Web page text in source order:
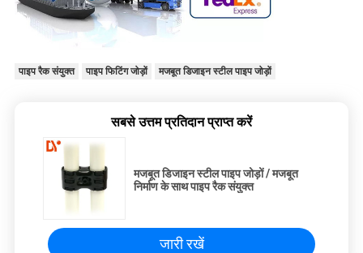
पाइप रैक संयुक्त पाइप फिटिंग जोड़ों मजबूत डिजाइन स्टील पाइप जोड़ों
सबसे उत्तम प्रतिदान प्राप्त करें
मजबूत डिजाइन स्टील पाइप जोड़ों / मजबूत
निर्माण के साथ पाइप रैक संयुक्त
जारी रखें